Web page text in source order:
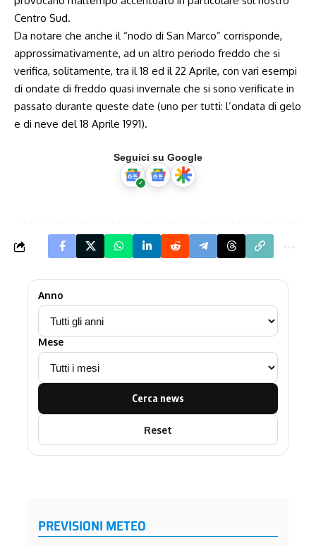
Centro Sud.
Da notare che anche il “nodo di San Marco” corrisponde,
approssimativamente, ad un altro periodo freddo che si
verifica, solitamente, tra il 18 ed il 22 Aprile, con vari esempi
di ondate di freddo quasi invernale che si sono verificate in
passato durante queste date (uno per tutti: l’ondata di gelo
e di neve del 18 Aprile 1991).
Seguici su Google
Anno
Mese
Cerca news
Reset